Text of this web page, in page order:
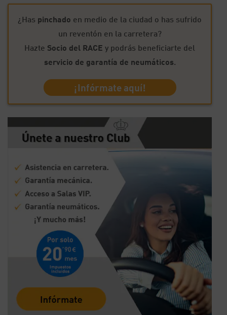
¿Has pinchado en medio de la ciudad o has sufrido
un reventón en la carretera?
Hazte Socio del RACE y podrás beneficiarte del
servicio de garantía de neumáticos.
¡Infórmate aquí!